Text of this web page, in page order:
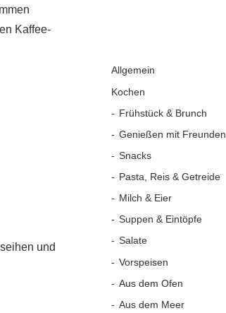
Kaffee-
und
Allgemein
Kochen
Frühstück & Brunch
Genießen mit Freunden
Snacks
Pasta, Reis & Getreide
Milch & Eier
Suppen & Eintöpfe
Salate
Vorspeisen
Aus dem Ofen
Aus dem Meer